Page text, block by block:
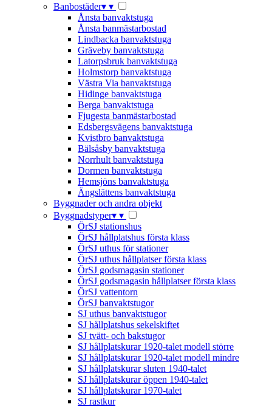
Banbostäder▾ ▾
Ånsta banvaktstuga
Ånsta banmästarbostad
Lindbacka banvaktstuga
Gräveby banvaktstuga
Latorpsbruk banvaktstuga
Holmstorp banvaktstuga
Västra Via banvaktstuga
Hidinge banvaktstuga
Berga banvaktstuga
Fjugesta banmästarbostad
Edsbergsvägens banvaktstuga
Kvistbro banvaktstuga
Bälsåsby banvaktstuga
Norrhult banvaktstuga
Dormen banvaktstuga
Hemsjöns banvaktstuga
Ängslättens banvaktstuga
Byggnader och andra objekt
Byggnadstyper▾ ▾
ÖrSJ stationshus
ÖrSJ hållplatshus första klass
ÖrSJ uthus för stationer
ÖrSJ uthus hållplatser första klass
ÖrSJ godsmagasin stationer
ÖrSJ godsmagasin hållplatser första klass
ÖrSJ vattentorn
ÖrSJ banvaktstugor
SJ uthus banvaktstugor
SJ hållplatshus sekelskiftet
SJ tvätt- och bakstugor
SJ hållplatskurar 1920-talet modell större
SJ hållplatskurar 1920-talet modell mindre
SJ hållplatskurar sluten 1940-talet
SJ hållplatskurar öppen 1940-talet
SJ hållplatskurar 1970-talet
SJ rastkur